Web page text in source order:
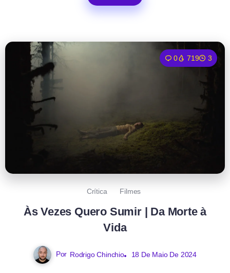
0 719 3
Crítica Filmes
Às Vezes Quero Sumir | Da Morte à
Vida
Por Rodrigo Chinchio 18 De Maio De 2024